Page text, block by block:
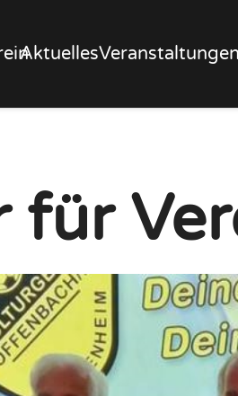
AktuellesVeranstaltungen
für